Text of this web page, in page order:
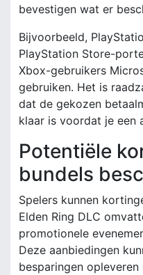
bevestigen wat er
Bijvoorbeeld,
PlayStation Store-
Xbox-gebruikers
gebruiken. Het is
dat de gekozen
klaar is voordat je een
Potentiële
bundels
Spelers kunnen
Elden Ring DLC
promotionele
Deze aanbiedingen
besparingen